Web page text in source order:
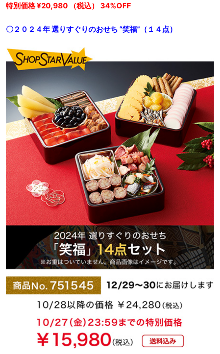
特別価格 ¥20,980 （税込） 34%OFF
〇２０２４年 選りすぐりのおせち “笑福”（１４点）